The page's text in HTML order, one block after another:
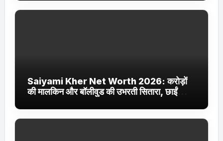
Saiyami Kher Net Worth 2026: करोड़ों
की मालकिन और बॉलीवुड की उभरती सितारा, छाईं